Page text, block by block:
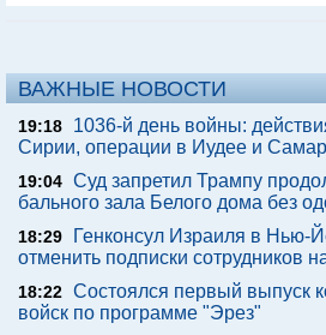
ВАЖНЫЕ НОВОСТИ
19:18
1036-й день войны:
Сирии, операции в Иудее и
19:04 Суд запретил Трампу
бального зала Белого дома без
18:29
Генконсул Израиля в Нью-
отменить подписки сотрудников
18:22 Состоялся первый выпуск
войск по программе "Эрез"